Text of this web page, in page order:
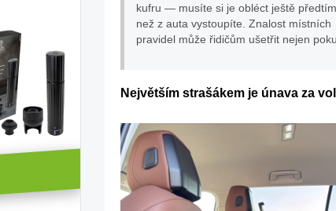
kufru — musíte si je obléct ještě předtím,
než z auta vystoupíte. Znalost místních
pravidel může řidičům ušetřit nejen
Největším strašákem je únava za